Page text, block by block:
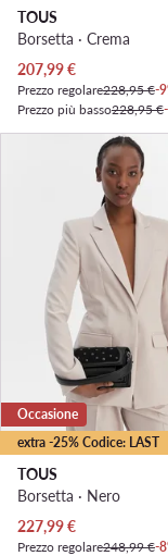
TOUS
Borsetta · Crema
Prezzo attuale
207,99€
Prezzo regolare228,95 €-
Prezzo più basso228,95 €
extra -25% Codice: LAST
Occasione
TOUS
Borsetta · Nero
Prezzo attuale
227,99€
Prezzo regolare248,99 €-